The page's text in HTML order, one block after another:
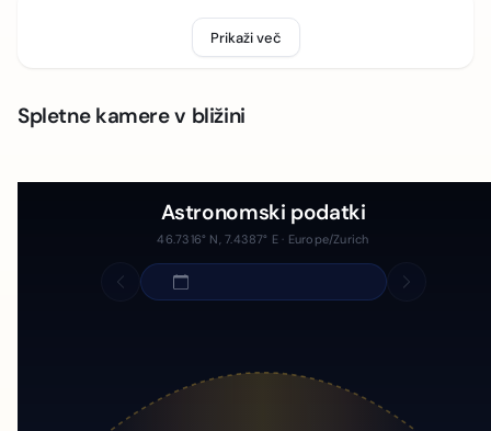
Prikaži več
Spletne kamere v bližini
Astronomski podatki
46.7316° N, 7.4387° E · Europe/Zurich